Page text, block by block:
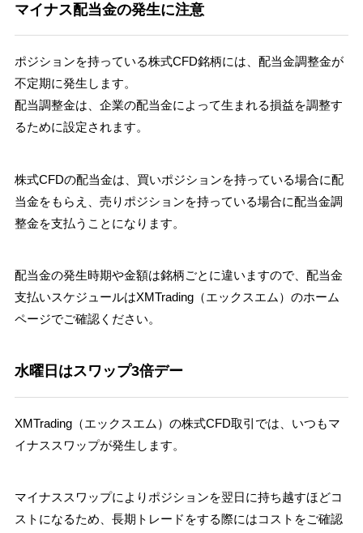
マイナス配当金の発生に注意
ポジションを持っている株式CFD銘柄には、配当金調整金が
不定期に発生します。
配当調整金は、企業の配当金によって生まれる損益を調整す
るために設定されます。
株式CFDの配当金は、買いポジションを持っている場合に配
当金をもらえ、売りポジションを持っている場合に配当金調
整金を支払うことになります。
配当金の発生時期や金額は銘柄ごとに違いますので、配当金
支払いスケジュールはXMTrading（エックスエム）のホーム
ページでご確認ください。
水曜日はスワップ3倍デー
XMTrading（エックスエム）の株式CFD取引では、いつもマ
イナススワップが発生します。
マイナススワップによりポジションを翌日に持ち越すほどコ
ストになるため、長期トレードをする際にはコストをご確認